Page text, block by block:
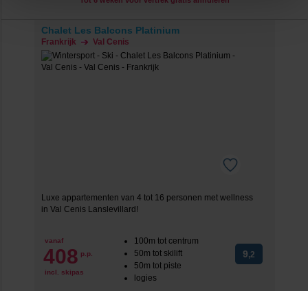
‘verander jouw toestemming’. Je kunt dan weer per type
cookie aangeven of je die wel of niet wilt toestaan.
Chalet Les Balcons Platinium
Frankrijk Val Cenis
Luxe appartementen van 4 tot 16 personen met wellness
in Val Cenis Lanslevillard!
vanaf
408 p.p.
incl. skipas
100m tot centrum
50m tot skilift
50m tot piste
logies
9,2